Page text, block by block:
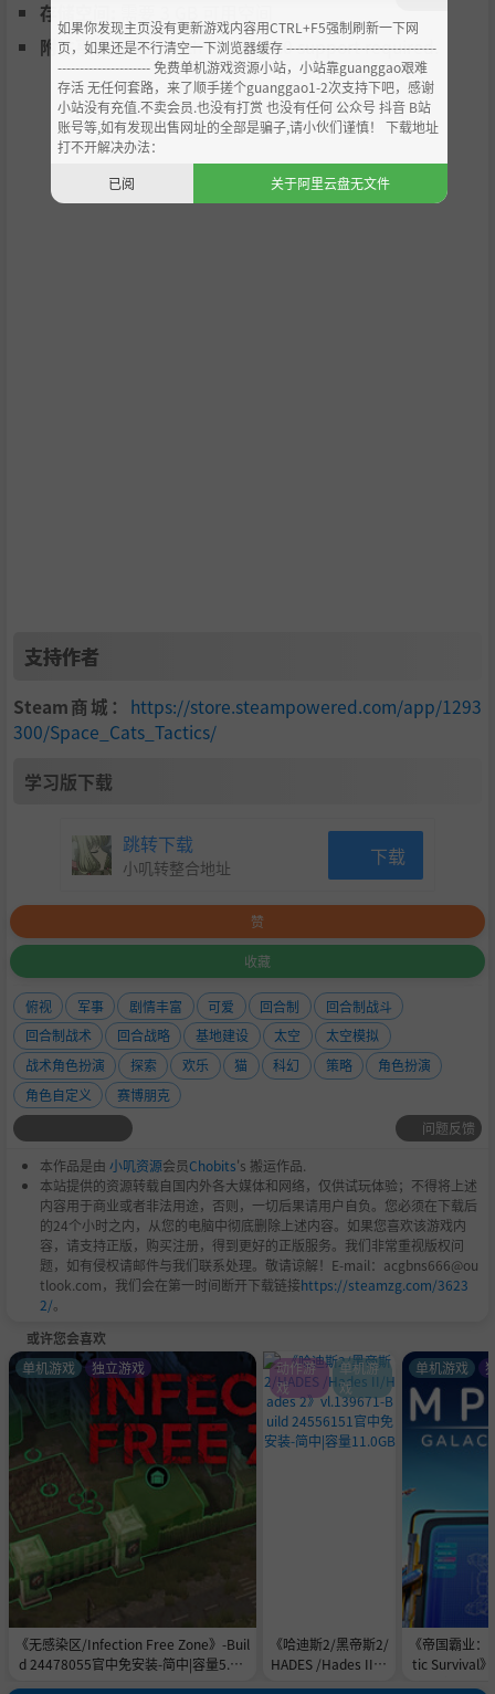
种族生而为奴, 为人类卖命. 但经过多年的奴役, 这些太空猫猫
转而反抗他们的创造者, 他们将为自己的自由而战.
最终, 他们强迫人类签署了一项条约, 解放了整个猫科种族…
但你的同类却仍然遭到歧视和恐惧, 尽管他们依然是勇猛的战
士和高超的飞行员.
你是米兹队长, 一名雇佣兵, 被雇来把好奇号飞船偷偷运送到
银河系的一个偏僻角落. 但这份工作远比你所想的要重要: 现
在你正在紧跟着政府的飞船并为你的生命奔波! 每一次的遭
存储空间:
附注事项:DX10 with Shader 4.0 support required.
支持作者
Steam商城： https://store.steampowered.com/app/1293
300/Space_Cats_Tactics/
学习版下载
跳转下载
小叽转整合地址 下载
赞
收藏
俯视 军事 剧情丰富 可爱 回合制
回合制战斗
回合制战术
回合战略 基地建设 太空
太空模拟
战术角色扮演
探索 欢乐 猫 科幻 策略
角色扮演
角色自定义
赛博朋克
问题反馈
本作品是由 小叽资源会员Chobits's 搬运作品.
本站提供的资源转载自国内外各大媒体和网络，仅供试玩体验；不得将上述
内容用于商业或者非法用途，否则，一切后果请用户自负。您必须在下载后
的24个小时之内，从您的电脑中彻底删除上述内容。如果您喜欢该游戏内
容，请支持正版，购买注册，得到更好的正版服务。我们非常重视版权问
题，如有侵权请邮件与我们联系处理。敬请谅解！E-mail：acgbns666@ou
tlook.com，我们会在第一时间断开下载链接https://steamzg.com/3623
2/。
或许您会喜欢
《无感染区/Infection Free Zone》-Buil
d 24478055官中免安装-简中|容量5.8G
单机游戏 独立游戏
《哈迪斯2/黑帝斯2/
HADES /Hades II/H
动作游
戏
单机游
戏
《帝国霸业
tic Survival
单机游戏
如果你发现主页没有更新游戏内容用CTRL+F5强制刷新一下网
页，如果还是不行清空一下浏览器缓存 ----------------------------------
--------------------- 免费单机游戏资源小站，小站靠guanggao艰难
存活 无任何套路，来了顺手搓个guanggao1-2次支持下吧，感谢
小站没有充值.不卖会员.也没有打赏 也没有任何 公众号 抖音 B站
账号等,如有发现出售网址的全部是骗子,请小伙们谨慎！ 下载地址
打不开解决办法：
已阅
关于阿里云盘无文件